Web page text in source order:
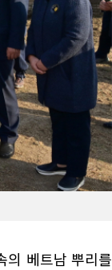
의 베트남 뿌리를